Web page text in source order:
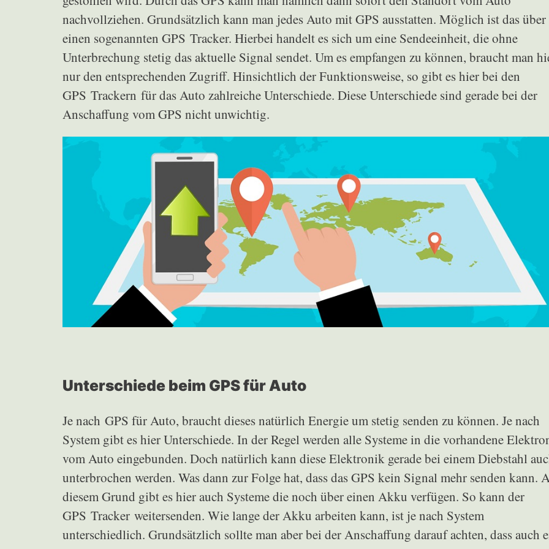
nachvollziehen. Grundsätzlich kann man jedes Auto mit GPS ausstatten. Möglich ist das über
einen sogenannten GPS Tracker. Hierbei handelt es sich um eine Sendeeinheit, die ohne
Unterbrechung stetig das aktuelle Signal sendet. Um es empfangen zu können, braucht man
nur den entsprechenden Zugriff. Hinsichtlich der Funktionsweise, so gibt es hier bei den
GPS Trackern für das Auto zahlreiche Unterschiede. Diese Unterschiede sind gerade bei der
Anschaffung vom GPS nicht unwichtig.
Unterschiede beim GPS für Auto
Je nach GPS für Auto, braucht dieses natürlich Energie um stetig senden zu können. Je nach
System gibt es hier Unterschiede. In der Regel werden alle Systeme in die vorhandene
vom Auto eingebunden. Doch natürlich kann diese Elektronik gerade bei einem Diebstahl
unterbrochen werden. Was dann zur Folge hat, dass das GPS kein Signal mehr senden kann.
diesem Grund gibt es hier auch Systeme die noch über einen Akku verfügen. So kann der
GPS Tracker weitersenden. Wie lange der Akku arbeiten kann, ist je nach System
unterschiedlich. Grundsätzlich sollte man aber bei der Anschaffung darauf achten, dass auch